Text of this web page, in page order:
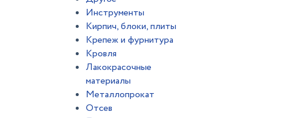
Инструменты
Кирпич, блоки, плиты
Крепеж и фурнитура
Кровля
Лакокрасочные
материалы
Металлопрокат
Отсев